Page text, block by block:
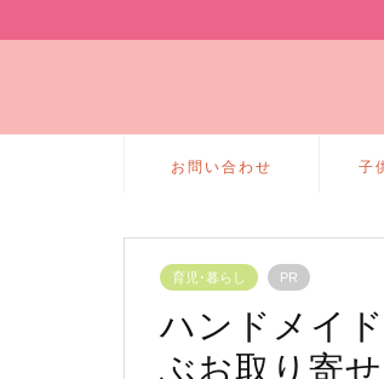
お問い合わせ
子
育児･暮らし PR
ハンドメイ
ぶお取り寄せ